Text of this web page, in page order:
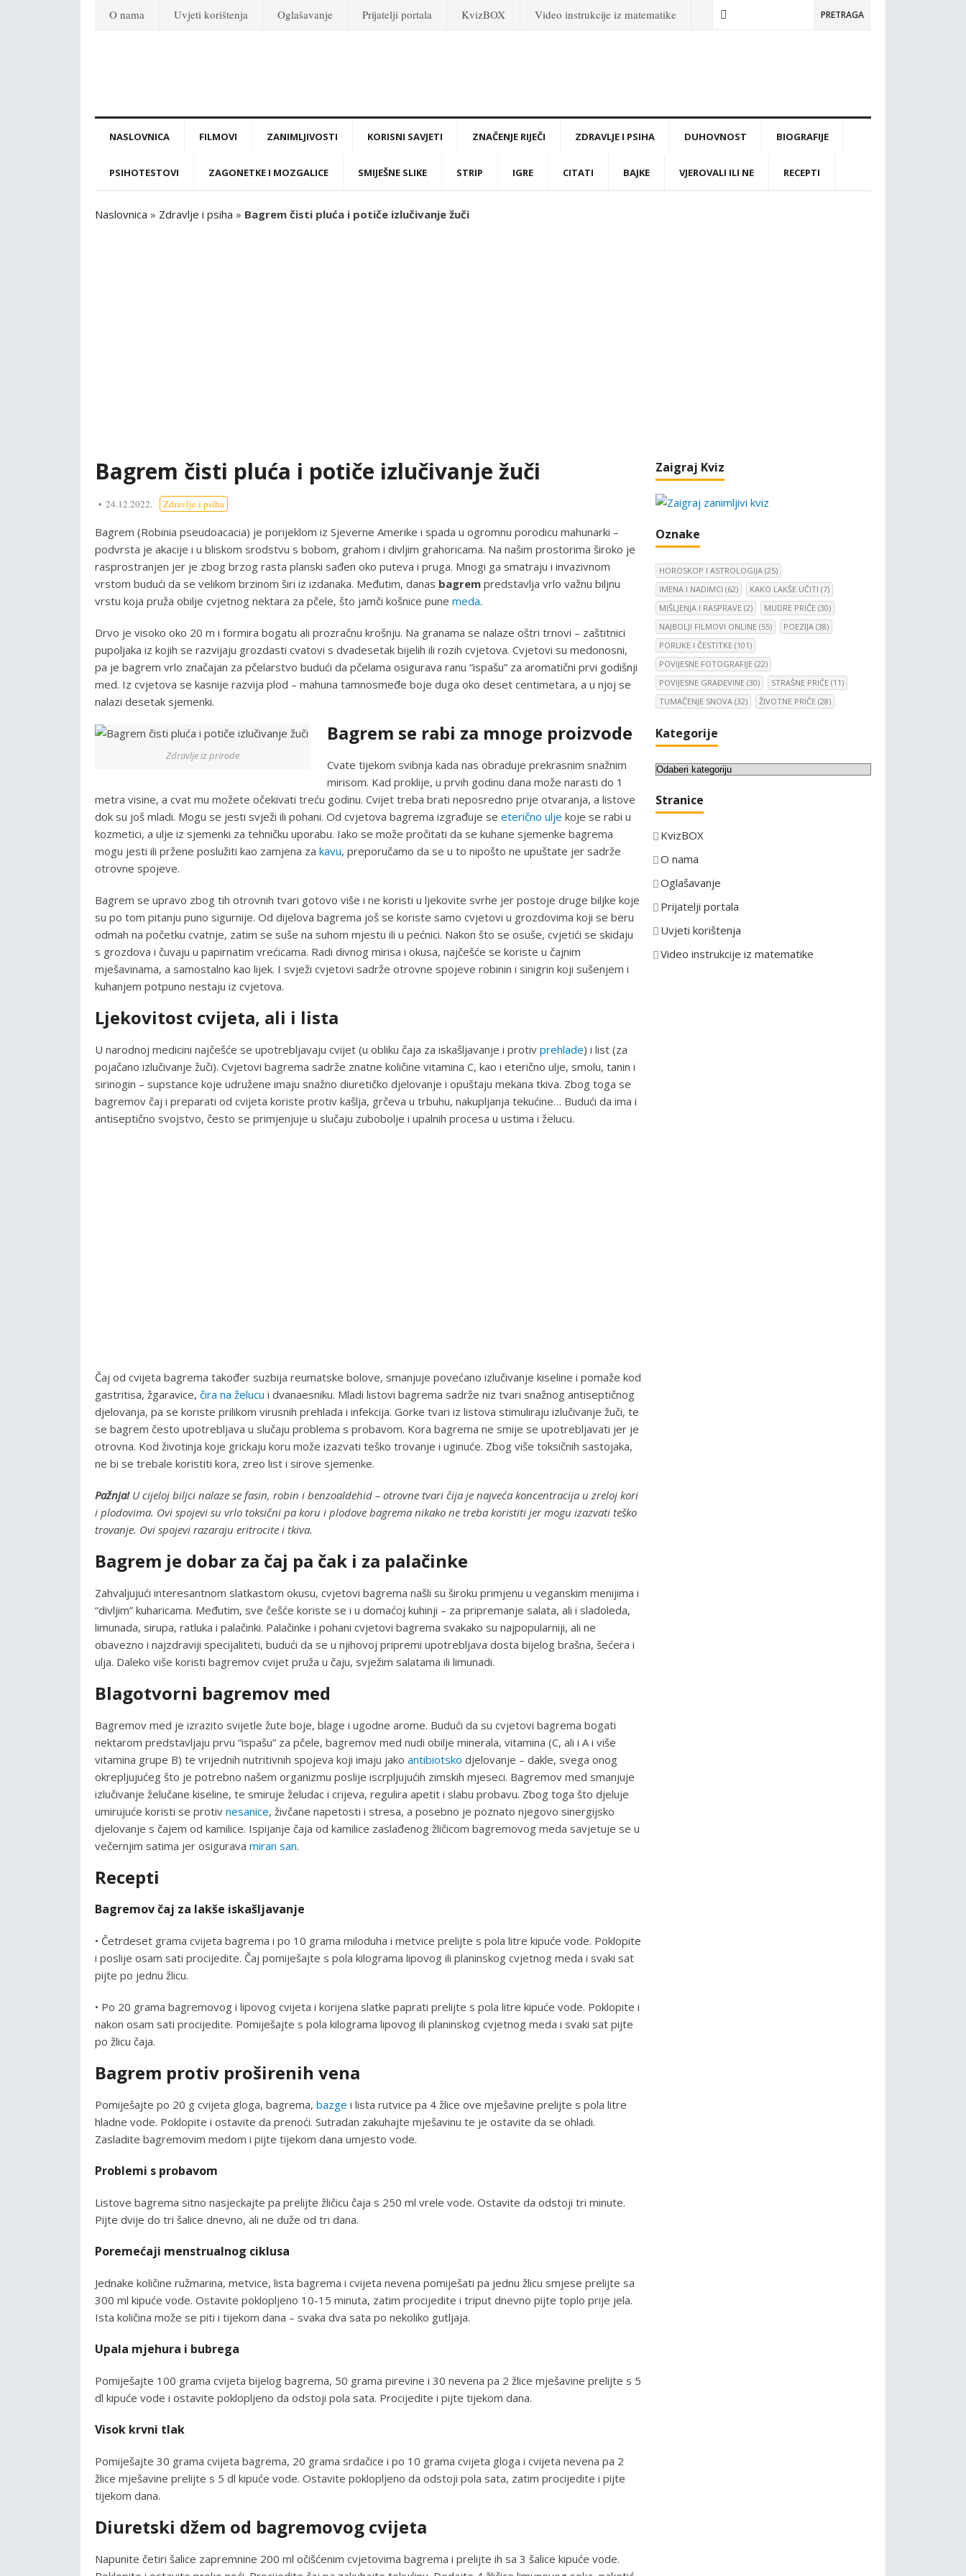
O nama Uvjeti korištenja Oglašavanje Prijatelji portala KvizBOX Video instrukcije iz matematike PRETRAGA
NASLOVNICA FILMOVI ZANIMLJIVOSTI KORISNI SAVJETI ZNAČENJE RIJEČI ZDRAVLJE I PSIHA DUHOVNOST BIOGRAFIJE
PSIHOTESTOVI ZAGONETKE I MOZGALICE SMIJEŠNE SLIKE STRIP IGRE CITATI BAJKE VJEROVALI ILI NE RECEPTI
Naslovnica » Zdravlje i psiha » Bagrem čisti pluća i potiče izlučivanje žuči
Bagrem čisti pluća i potiče izlučivanje žuči
24.12.2022. Zdravlje i psiha
Bagrem (Robinia pseudoacacia) je porijeklom iz Sjeverne Amerike i spada u ogromnu porodicu mahunarki –
podvrsta je akacije i u bliskom srodstvu s bobom, grahom i divljim grahoricama. Na našim prostorima široko je
rasprostranjen jer je zbog brzog rasta planski sađen oko puteva i pruga. Mnogi ga smatraju i invazivnom
vrstom budući da se velikom brzinom širi iz izdanaka. Međutim, danas bagrem predstavlja vrlo važnu biljnu
vrstu koja pruža obilje cvjetnog nektara za pčele, što jamči košnice pune meda.
Drvo je visoko oko 20 m i formira bogatu ali prozračnu krošnju. Na granama se nalaze oštri trnovi – zaštitnici
pupoljaka iz kojih se razvijaju grozdasti cvatovi s dvadesetak bijelih ili rozih cvjetova. Cvjetovi su medonosni,
pa je bagrem vrlo značajan za pčelarstvo budući da pčelama osigurava ranu “ispašu” za aromatični prvi godišnji
med. Iz cvjetova se kasnije razvija plod – mahuna tamnosmeđe boje duga oko deset centimetara, a u njoj se
nalazi desetak sjemenki.
Zdravlje iz prirode
Bagrem se rabi za mnoge proizvode
Cvate tijekom svibnja kada nas obraduje prekrasnim snažnim
mirisom. Kad proklije, u prvih godinu dana može narasti do 1
metra visine, a cvat mu možete očekivati treću godinu. Cvijet treba brati neposredno prije otvaranja, a listove
dok su još mladi. Mogu se jesti svježi ili pohani. Od cvjetova bagrema izgrađuje se eterično ulje koje se rabi u
kozmetici, a ulje iz sjemenki za tehničku uporabu. Iako se može pročitati da se kuhane sjemenke bagrema
mogu jesti ili pržene poslužiti kao zamjena za kavu, preporučamo da se u to nipošto ne upuštate jer sadrže
otrovne spojeve.
Bagrem se upravo zbog tih otrovnih tvari gotovo više i ne koristi u ljekovite svrhe jer postoje druge biljke koje
su po tom pitanju puno sigurnije. Od dijelova bagrema još se koriste samo cvjetovi u grozdovima koji se beru
odmah na početku cvatnje, zatim se suše na suhom mjestu ili u pećnici. Nakon što se osuše, cvjetići se skidaju
s grozdova i čuvaju u papirnatim vrećicama. Radi divnog mirisa i okusa, najčešće se koriste u čajnim
mješavinama, a samostalno kao lijek. I svježi cvjetovi sadrže otrovne spojeve robinin i sinigrin koji sušenjem i
kuhanjem potpuno nestaju iz cvjetova.
Ljekovitost cvijeta, ali i lista
U narodnoj medicini najčešće se upotrebljavaju cvijet (u obliku čaja za iskašljavanje i protiv prehlade) i list (za
pojačano izlučivanje žuči). Cvjetovi bagrema sadrže znatne količine vitamina C, kao i eterično ulje, smolu, tanin i
sirinogin – supstance koje udružene imaju snažno diuretičko djelovanje i opuštaju mekana tkiva. Zbog toga se
bagremov čaj i preparati od cvijeta koriste protiv kašlja, grčeva u trbuhu, nakupljanja tekućine… Budući da ima i
antiseptično svojstvo, često se primjenjuje u slučaju zubobolje i upalnih procesa u ustima i želucu.
Čaj od cvijeta bagrema također suzbija reumatske bolove, smanjuje povećano izlučivanje kiseline i pomaže kod
gastritisa, žgaravice, čira na želucu i dvanaesniku. Mladi listovi bagrema sadrže niz tvari snažnog antiseptičnog
djelovanja, pa se koriste prilikom virusnih prehlada i infekcija. Gorke tvari iz listova stimuliraju izlučivanje žuči, te
se bagrem često upotrebljava u slučaju problema s probavom. Kora bagrema ne smije se upotrebljavati jer je
otrovna. Kod životinja koje grickaju koru može izazvati teško trovanje i uginuće. Zbog više toksičnih sastojaka,
ne bi se trebale koristiti kora, zreo list i sirove sjemenke.
Pažnja!U cijeloj biljci nalaze se fasin, robin i benzoaldehid – otrovne tvari čija je najveća koncentracija u zreloj kori
i plodovima. Ovi spojevi su vrlo toksični pa koru i plodove bagrema nikako ne treba koristiti jer mogu izazvati teško
trovanje. Ovi spojevi razaraju eritrocite i tkiva.
Bagrem je dobar za čaj pa čak i za palačinke
Zahvaljujući interesantnom slatkastom okusu, cvjetovi bagrema našli su široku primjenu u veganskim menijima i
“divljim” kuharicama. Međutim, sve češće koriste se i u domaćoj kuhinji – za pripremanje salata, ali i sladoleda,
limunada, sirupa, ratluka i palačinki. Palačinke i pohani cvjetovi bagrema svakako su najpopularniji, ali ne
obavezno i najzdraviji specijaliteti, budući da se u njihovoj pripremi upotrebljava dosta bijelog brašna, šećera i
ulja. Daleko više koristi bagremov cvijet pruža u čaju, svježim salatama ili limunadi.
Blagotvorni bagremov med
Bagremov med je izrazito svijetle žute boje, blage i ugodne arome. Budući da su cvjetovi bagrema bogati
nektarom predstavljaju prvu “ispašu” za pčele, bagremov med nudi obilje minerala, vitamina (C, ali i A i više
vitamina grupe B) te vrijednih nutritivnih spojeva koji imaju jako antibiotsko djelovanje – dakle, svega onog
okrepljujućeg što je potrebno našem organizmu poslije iscrpljujućih zimskih mjeseci. Bagremov med smanjuje
izlučivanje želučane kiseline, te smiruje želudac i crijeva, regulira apetit i slabu probavu. Zbog toga što djeluje
umirujuće koristi se protiv nesanice, živčane napetosti i stresa, a posebno je poznato njegovo sinergijsko
djelovanje s čajem od kamilice. Ispijanje čaja od kamilice zaslađenog žličicom bagremovog meda savjetuje se u
večernjim satima jer osigurava miran san.
Recepti
Bagremov čaj za lakše iskašljavanje
• Četrdeset grama cvijeta bagrema i po 10 grama miloduha i metvice prelijte s pola litre kipuće vode. Poklopite
i poslije osam sati procijedite. Čaj pomiješajte s pola kilograma lipovog ili planinskog cvjetnog meda i svaki sat
pijte po jednu žlicu.
• Po 20 grama bagremovog i lipovog cvijeta i korijena slatke paprati prelijte s pola litre kipuće vode. Poklopite i
nakon osam sati procijedite. Pomiješajte s pola kilograma lipovog ili planinskog cvjetnog meda i svaki sat pijte
po žlicu čaja.
Bagrem protiv proširenih vena
Pomiješajte po 20 g cvijeta gloga, bagrema, bazge i lista rutvice pa 4 žlice ove mješavine prelijte s pola litre
hladne vode. Poklopite i ostavite da prenoći. Sutradan zakuhajte mješavinu te je ostavite da se ohladi.
Zasladite bagremovim medom i pijte tijekom dana umjesto vode.
Problemi s probavom
Listove bagrema sitno nasjeckajte pa prelijte žličicu čaja s 250 ml vrele vode. Ostavite da odstoji tri minute.
Pijte dvije do tri šalice dnevno, ali ne duže od tri dana.
Poremećaji menstrualnog ciklusa
Jednake količine ružmarina, metvice, lista bagrema i cvijeta nevena pomiješati pa jednu žlicu smjese prelijte sa
300 ml kipuće vode. Ostavite poklopljeno 10-15 minuta, zatim procijedite i triput dnevno pijte toplo prije jela.
Ista količina može se piti i tijekom dana – svaka dva sata po nekoliko gutljaja.
Upala mjehura i bubrega
Pomiješajte 100 grama cvijeta bijelog bagrema, 50 grama pirevine i 30 nevena pa 2 žlice mješavine prelijte s 5
dl kipuće vode i ostavite poklopljeno da odstoji pola sata. Procijedite i pijte tijekom dana.
Visok krvni tlak
Pomiješajte 30 grama cvijeta bagrema, 20 grama srdačice i po 10 grama cvijeta gloga i cvijeta nevena pa 2
žlice mješavine prelijte s 5 dl kipuće vode. Ostavite poklopljeno da odstoji pola sata, zatim procijedite i pijte
tijekom dana.
Diuretski džem od bagremovog cvijeta
Napunite četiri šalice zapremnine 200 ml očišćenim cvjetovima bagrema i prelijte ih sa 3 šalice kipuće vode.
Zaigraj Kviz
Oznake
HOROSKOP I ASTROLOGIJA (25)
IMENA I NADIMCI (62) KAKO LAKŠE UČITI (7)
MIŠLJENJA I RASPRAVE (2) MUDRE PRIČE (30)
NAJBOLJI FILMOVI ONLINE (55) POEZIJA (38)
PORUKE I ČESTITKE (101)
POVIJESNE FOTOGRAFIJE (22)
POVIJESNE GRAĐEVINE (30) STRAŠNE PRIČE (11)
TUMAČENJE SNOVA (32) ŽIVOTNE PRIČE (28)
Kategorije
K
t
g
o
i
j
e
Stranice
KvizBOX
O nama
Oglašavanje
Prijatelji portala
Uvjeti korištenja
Video instrukcije iz matematike